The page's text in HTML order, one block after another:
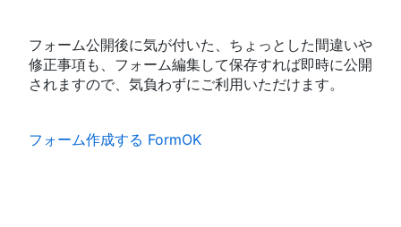
フォーム公開後に気が付いた、ちょっとした間違いや
修正事項も、フォーム編集して保存すれば即時に公開
されますので、気負わずにご利用いただけます。
フォーム作成する FormOK